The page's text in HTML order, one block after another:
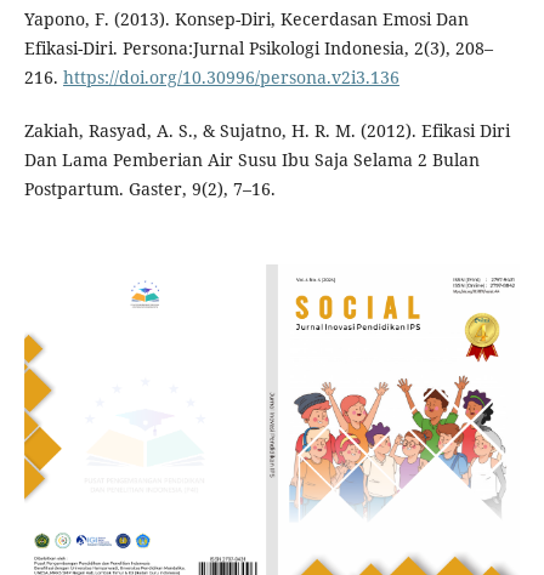
Yapono, F. (2013). Konsep-Diri, Kecerdasan Emosi Dan
Efikasi-Diri. Persona:Jurnal Psikologi Indonesia, 2(3), 208–
216. https://doi.org/10.30996/persona.v2i3.136
Zakiah, Rasyad, A. S., & Sujatno, H. R. M. (2012). Efikasi Diri
Dan Lama Pemberian Air Susu Ibu Saja Selama 2 Bulan
Postpartum. Gaster, 9(2), 7–16.